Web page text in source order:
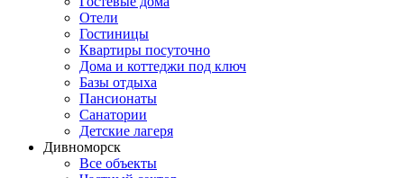
Отели
Гостиницы
Квартиры посуточно
Дома и коттеджи под ключ
Базы отдыха
Пансионаты
Санатории
Детские лагеря
Дивноморск
Все объекты